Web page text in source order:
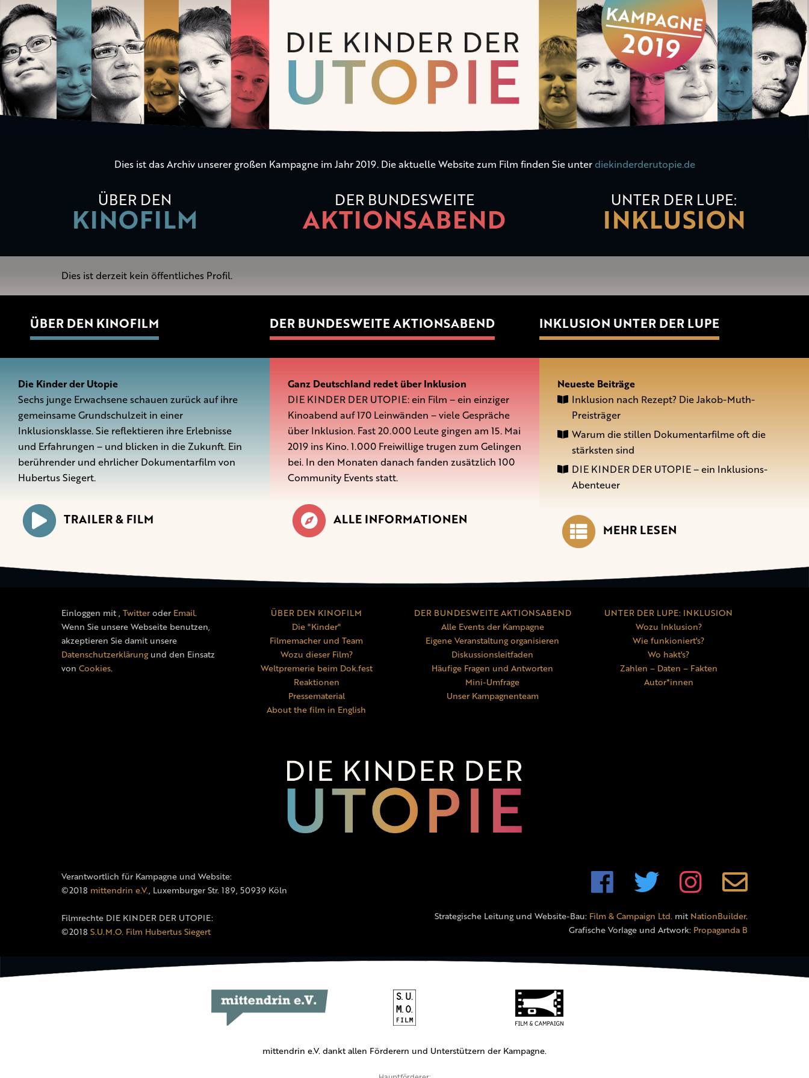
Die
Kinder
der
Utopie
Dies ist das Archiv unserer großen Kampagne im Jahr 2019. Die aktuelle Website zum Film finden Sie unter diekinderderutopie.de
ÜBER DEN
KINOFILM
DER BUNDESWEITE
AKTIONSABEND
UNTER DER LUPE:
INKLUSION
Dies ist derzeit kein öffentliches Profil.
ÜBER DEN KINOFILM
Die Kinder der Utopie
Sechs junge Erwachsene schauen zurück auf ihre
gemeinsame Grundschulzeit in einer
Inklusionsklasse. Sie reflektieren ihre Erlebnisse
und Erfahrungen – und blicken in die Zukunft. Ein
berührender und ehrlicher Dokumentarfilm von
Hubertus Siegert.
TRAILER & FILM
DER BUNDESWEITE AKTIONSABEND
Ganz Deutschland redet über Inklusion
DIE KINDER DER UTOPIE: ein Film – ein einziger
Kinoabend auf 170 Leinwänden – viele Gespräche
über Inklusion. Fast 20.000 Leute gingen am 15. Mai
2019 ins Kino. 1.000 Freiwillige trugen zum Gelingen
bei. In den Monaten danach fanden zusätzlich 100
Community Events statt.
ALLE INFORMATIONEN
INKLUSION UNTER DER LUPE
Neueste Beiträge
Inklusion nach Rezept? Die Jakob-Muth-
Preisträger
Warum die stillen Dokumentarfilme oft die
stärksten sind
DIE KINDER DER UTOPIE – ein Inklusions-
Abenteuer
MEHR LESEN
Einloggen mit, Twitteroder Email.
Wenn Sie unsere Webseite benutzen,
akzeptieren Sie damit unsere
Datenschutzerklärungund den Einsatz
von Cookies.
ÜBER DEN KINOFILM
Die "Kinder"
Filmemacher und Team
Wozu dieser Film?
Weltpremerie beim Dok.fest
Reaktionen
Pressematerial
About the film in English
DER BUNDESWEITE AKTIONSABEND
Alle Events der Kampagne
Eigene Veranstaltung organisieren
Diskussionsleitfaden
Häufige Fragen und Antworten
Mini-Umfrage
Unser Kampagnenteam
UNTER DER LUPE: INKLUSION
Wozu Inklusion?
Wie funkioniert's?
Wo hakt's?
Zahlen – Daten – Fakten
Autor*innen
Verantwortlich für Kampagne und Website:
©2018 mittendrin e.V., Luxemburger Str. 189, 50939 Köln
Filmrechte DIE KINDER DER UTOPIE:
©2018 S.U.M.O. Film Hubertus Siegert
Strategische Leitung und Website-Bau: Film & Campaign Ltd. mit NationBuilder.
Grafische Vorlage und Artwork: Propaganda B
mittendrin e.V. dankt allen Förderern und Unterstützern der Kampagne.